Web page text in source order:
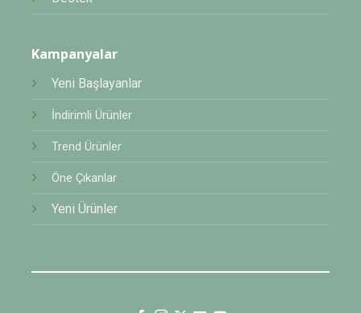
Kampanyalar
Yeni Başlayanlar
İndirimli Ürünler
Trend Ürünler
Öne Çıkanlar
Yeni Ürünler